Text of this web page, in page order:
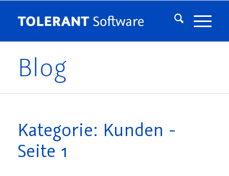
Blog
Kategorie: Kunden -
Seite 1